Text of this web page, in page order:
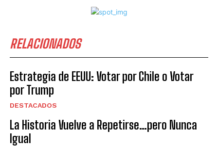
RELACIONADOS
Estrategia de EEUU: Votar por Chile o Votar
por Trump
DESTACADOS
La Historia Vuelve a Repetirse…pero Nunca
Igual